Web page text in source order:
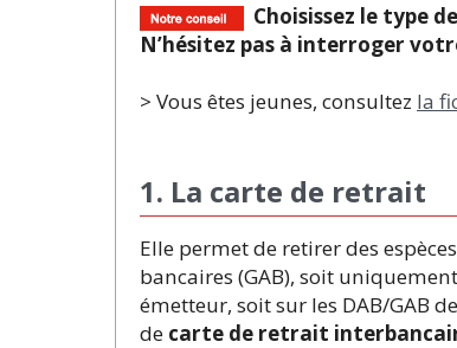
Choisissez le type
N’hésitez pas à interroger
> Vous êtes jeunes, consultez la
1. La carte de retrait
Elle permet de retirer des
bancaires (GAB), soit
émetteur, soit sur les DAB/GAB
de carte de retrait